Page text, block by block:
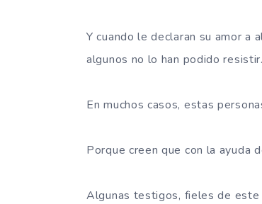
Y cuando le declaran su amor a
algunos no lo han podido resistir.
En muchos casos, estas
Porque creen que con la ayuda
Algunas testigos, fieles de este